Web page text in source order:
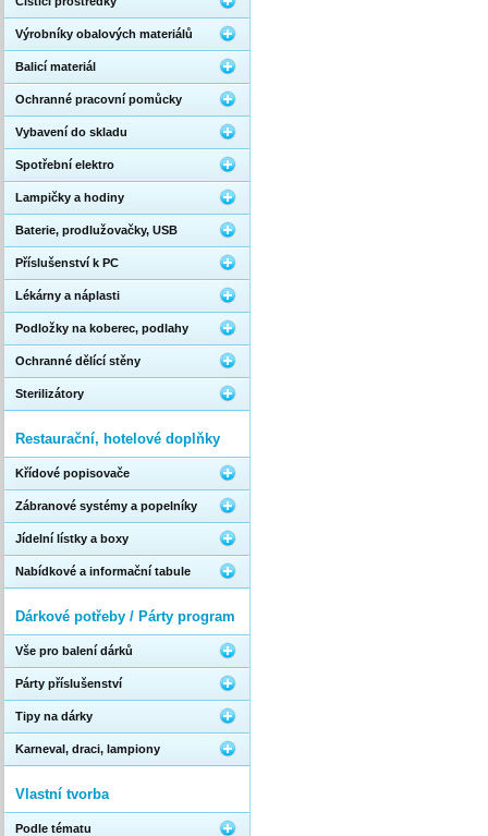
Výrobníky obalových materiálů
Balicí materiál
Ochranné pracovní pomůcky
Vybavení do skladu
Spotřební elektro
Lampičky a hodiny
Baterie, prodlužovačky, USB
Příslušenství k PC
Lékárny a náplasti
Podložky na koberec, podlahy
Ochranné dělící stěny
Sterilizátory
Restaurační, hotelové doplňky
Křídové popisovače
Zábranové systémy a popelníky
Jídelní lístky a boxy
Nabídkové a informační tabule
Dárkové potřeby / Párty program
Vše pro balení dárků
Párty příslušenství
Tipy na dárky
Karneval, draci, lampiony
Vlastní tvorba
Podle tématu